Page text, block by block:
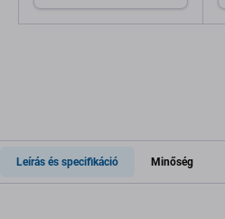
Leírás és specifikáció Minőség